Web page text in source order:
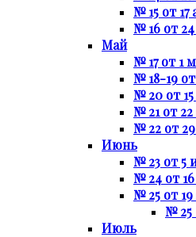
№ 15 от 17
№ 16 от
Май
№ 17 от 1
№ 18-19
№ 20 от
№ 21 от 22
№ 22 от
Июнь
№ 23 от 5
№ 24 от
№ 25 от
№ 25
Июль